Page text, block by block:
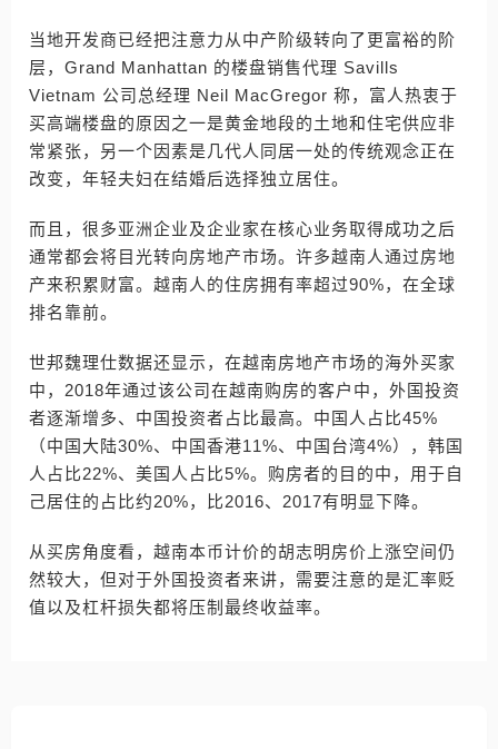
当地开发商已经把注意力从中产阶级转向了更富裕的阶
层，Grand Manhattan 的楼盘销售代理 Savills
Vietnam 公司总经理 Neil MacGregor 称，富人热衷于
买高端楼盘的原因之一是黄金地段的土地和住宅供应非
常紧张，另一个因素是几代人同居一处的传统观念正在
改变，年轻夫妇在结婚后选择独立居住。
而且，很多亚洲企业及企业家在核心业务取得成功之后
通常都会将目光转向房地产市场。许多越南人通过房地
产来积累财富。越南人的住房拥有率超过90%，在全球
排名靠前。
世邦魏理仕数据还显示，在越南房地产市场的海外买家
中，2018年通过该公司在越南购房的客户中，外国投资
者逐渐增多、中国投资者占比最高。中国人占比45%
（中国大陆30%、中国香港11%、中国台湾4%），韩国
人占比22%、美国人占比5%。购房者的目的中，用于自
己居住的占比约20%，比2016、2017有明显下降。
从买房角度看，越南本币计价的胡志明房价上涨空间仍
然较大，但对于外国投资者来讲，需要注意的是汇率贬
值以及杠杆损失都将压制最终收益率。